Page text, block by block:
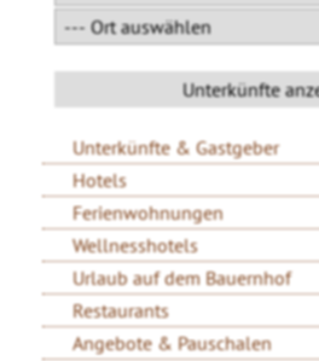
Unterkünfte & Gastgeber
Hotels
Ferienwohnungen
Wellnesshotels
Urlaub auf dem Bauernhof
Restaurants
Angebote & Pauschalen